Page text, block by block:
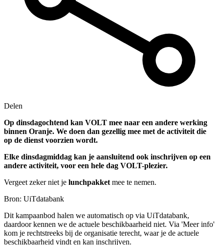
Delen
Op dinsdagochtend kan VOLT mee naar een andere werking
binnen Oranje. We doen dan gezellig mee met de activiteit die
op de dienst voorzien wordt.
Elke dinsdagmiddag kan je aansluitend ook inschrijven op een
andere activiteit, voor een hele dag VOLT-plezier.
Vergeet zeker niet je lunchpakket mee te nemen.
Bron: UiTdatabank
Dit kampaanbod halen we automatisch op via UiTdatabank,
daardoor kennen we de actuele beschikbaarheid niet. Via 'Meer info'
kom je rechtstreeks bij de organisatie terecht, waar je de actuele
beschikbaarheid vindt en kan inschrijven.